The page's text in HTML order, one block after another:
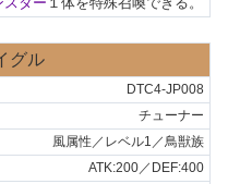
グル
DTC4-JP008
チューナー
風属性／レベル1／鳥獣族
ATK:200／DEF:400